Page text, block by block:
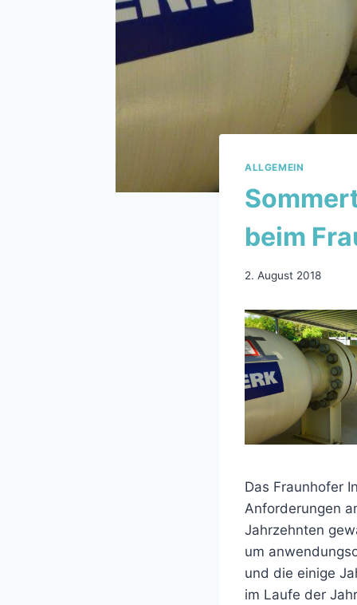
ALLGEMEIN
beim
2. August 2018
Das Fraunhofer
Anforderungen
Jahrzehnten
um
und die einige
im Laufe der